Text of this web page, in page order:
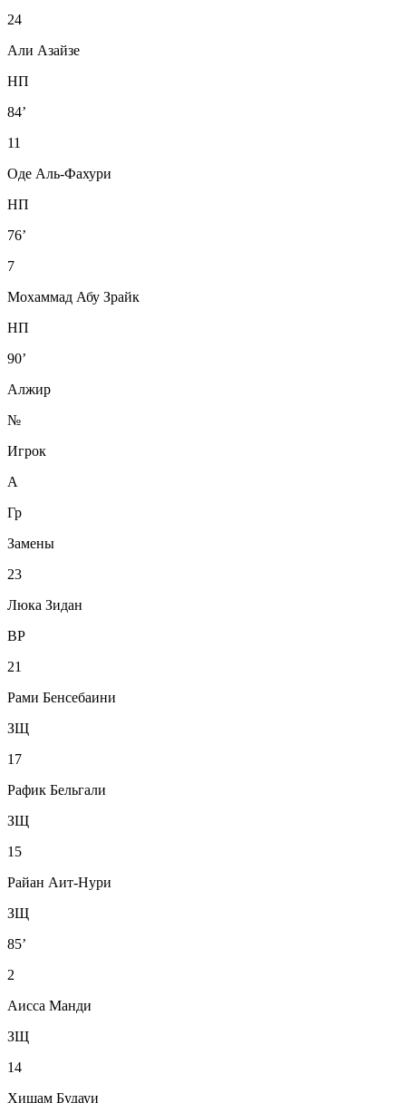
24
Али Азайзе
НП
84’
11
Оде Аль-Фахури
НП
76’
7
Мохаммад Абу Зрайк
НП
90’
Алжир
№
Игрок
А
Гр
Замены
23
Люка Зидан
ВР
21
Рами Бенсебаини
ЗЩ
17
Рафик Бельгали
ЗЩ
15
Райан Аит-Нури
ЗЩ
85’
2
Аисса Манди
ЗЩ
14
Хишам Будауи